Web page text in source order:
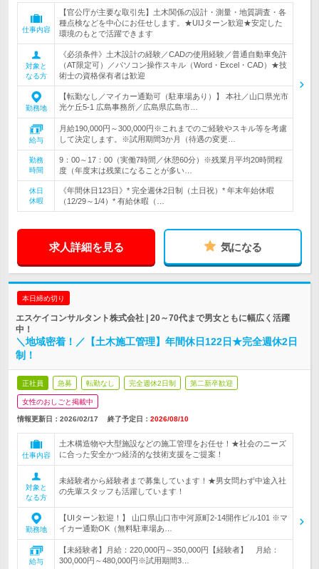
仕事内容
【官公庁が主要な取引先】土木関係の設計・測量・地質調査・各
種点検などを中心にお任せします。★UIJターン歓迎★安定した
環境のもとで活躍できます
対象と
なる方
《必須条件》土木設計の経験／CADの使用経験／普通自動車免許
（AT限定可）／パソコン操作スキル（Word・Excel・CAD）★技
術士の資格保有者は歓迎
勤務地
【転勤なし／マイカー通勤可（駐車場あり）】 本社／山口県光市
光ケ丘5-1 広島事務所／広島県広島市…
給与
月給190,000円～300,000円※これまでのご経験やスキル等を考慮
して決定します。※試用期間3か月（待遇の変更…
勤務
時間
9：00～17：00（実働7時間／休憩60分）※残業月平均20時間程
度（年度末は残業になることが多い…
休日
休暇
《年間休日123日》* 完全週休2日制（土日祝）* 年末年始休暇
（12/29～1/4）* 有給休暇（…
求人詳細を見る 気になる
本日締め切り
エスケイコンサルタント株式会社 | 20～70代まで男女ともに幅広く活躍
中！
＼地域密着！／【土木施工管理】年間休日122日★完全週休2日
制！
正社員 急募 転勤なし 完全週休2日制 第二新卒歓迎
女性のおしごと掲載中
情報更新日：2026/02/17 終了予定日： 2026/08/10
仕事内容
土木構造物や大型施設などの施工管理をお任せ！★社会のニーズ
に合った安全かつ経済的な技術支援をご提案！
対象と
なる方
未経験者から経験者まで募集しています！★男女問わず中途入社
の先輩スタッフも活躍しています！
勤務地
【UIターン歓迎！】 山口県山口市中河原町2-14開作ビル101 ※マ
イカー通勤OK（無料駐車場あ…
給与
【未経験者】月給：220,000円～350,000円【経験者】 月給：
300,000円～480,000円※試用期間3…